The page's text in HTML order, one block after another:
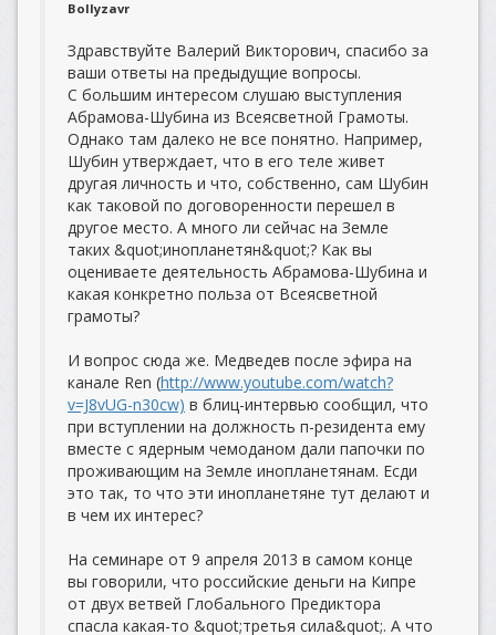
Bollyzavr
Здравствуйте Валерий Викторович, спасибо за
ваши ответы на предыдущие вопросы.
С большим интересом слушаю выступления
Абрамова-Шубина из Всеясветной Грамоты.
Однако там далеко не все понятно. Например,
Шубин утверждает, что в его теле живет
другая личность и что, собственно, сам Шубин
как таковой по договоренности перешел в
другое место. А много ли сейчас на Земле
таких &quot;инопланетян&quot;? Как вы
оцениваете деятельность Абрамова-Шубина и
какая конкретно польза от Всеясветной
грамоты?
И вопрос сюда же. Медведев после эфира на
канале Ren (http://www.youtube.com/watch?
v=J8vUG-n30cw) в блиц-интервью сообщил, что
при вступлении на должность п-резидента ему
вместе с ядерным чемоданом дали папочки по
проживающим на Земле инопланетянам. Есди
это так, то что эти инопланетяне тут делают и
в чем их интерес?
На семинаре от 9 апреля 2013 в самом конце
вы говорили, что российские деньги на Кипре
от двух ветвей Глобального Предиктора
спасла какая-то &quot;третья сила&quot;. А что